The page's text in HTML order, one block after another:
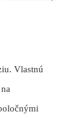
Vlastnú